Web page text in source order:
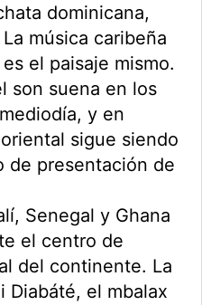
dominicana,
música caribeña
el paisaje mismo.
son suena en los
y en
sigue siendo
de presentación de
Senegal y Ghana
el centro de
del continente. La
Diabáté, el mbalax